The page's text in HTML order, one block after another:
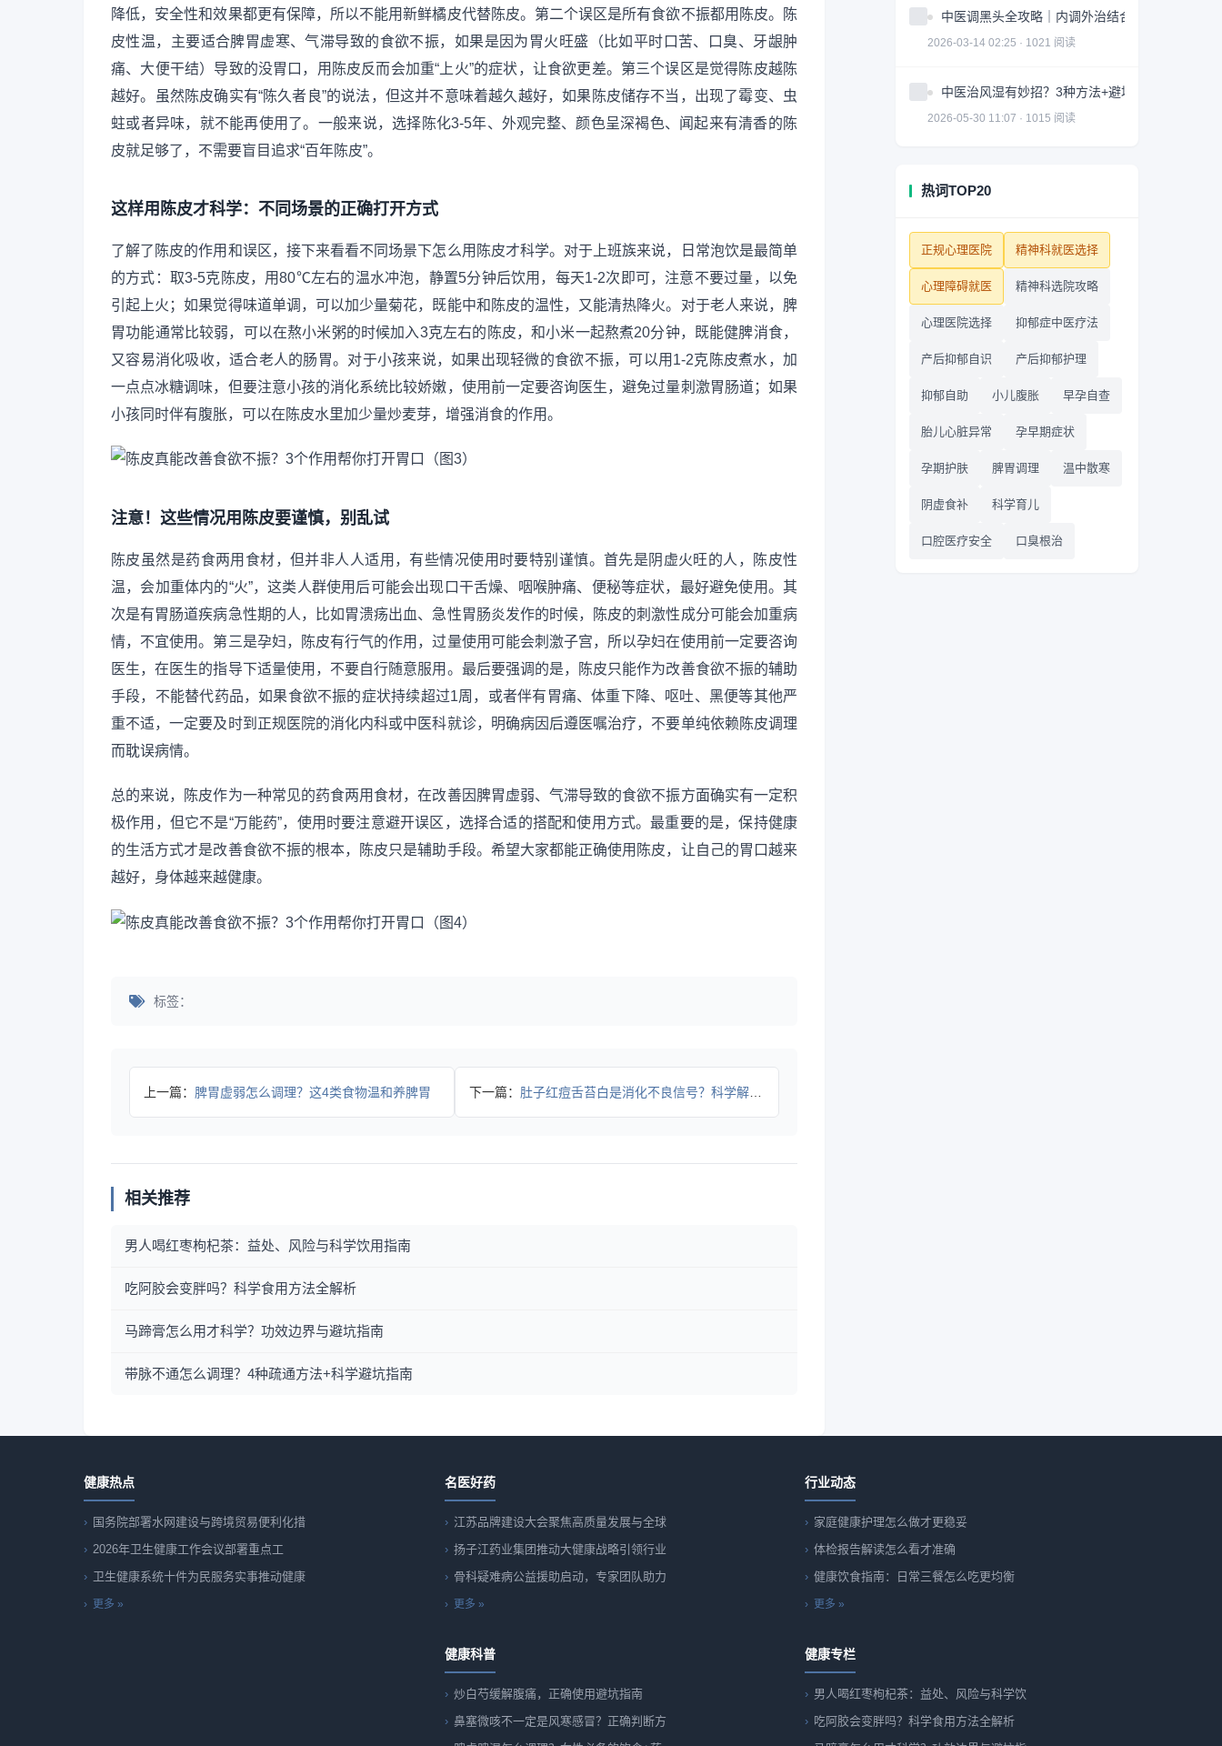
降低，安全性和效果都更有保障，所以不能用新鲜橘皮代替陈皮。第二个误区是所有食欲不振都用陈皮。陈
皮性温，主要适合脾胃虚寒、气滞导致的食欲不振，如果是因为胃火旺盛（比如平时口苦、口臭、牙龈肿
痛、大便干结）导致的没胃口，用陈皮反而会加重“上火”的症状，让食欲更差。第三个误区是觉得陈皮越陈
越好。虽然陈皮确实有“陈久者良”的说法，但这并不意味着越久越好，如果陈皮储存不当，出现了霉变、虫
蛀或者异味，就不能再使用了。一般来说，选择陈化3-5年、外观完整、颜色呈深褐色、闻起来有清香的陈
皮就足够了，不需要盲目追求“百年陈皮”。
这样用陈皮才科学：不同场景的正确打开方式
了解了陈皮的作用和误区，接下来看看不同场景下怎么用陈皮才科学。对于上班族来说，日常泡饮是最简单
的方式：取3-5克陈皮，用80℃左右的温水冲泡，静置5分钟后饮用，每天1-2次即可，注意不要过量，以免
引起上火；如果觉得味道单调，可以加少量菊花，既能中和陈皮的温性，又能清热降火。对于老人来说，脾
胃功能通常比较弱，可以在熬小米粥的时候加入3克左右的陈皮，和小米一起熬煮20分钟，既能健脾消食，
又容易消化吸收，适合老人的肠胃。对于小孩来说，如果出现轻微的食欲不振，可以用1-2克陈皮煮水，加
一点点冰糖调味，但要注意小孩的消化系统比较娇嫩，使用前一定要咨询医生，避免过量刺激胃肠道；如果
小孩同时伴有腹胀，可以在陈皮水里加少量炒麦芽，增强消食的作用。
注意！这些情况用陈皮要谨慎，别乱试
陈皮虽然是药食两用食材，但并非人人适用，有些情况使用时要特别谨慎。首先是阴虚火旺的人，陈皮性
温，会加重体内的“火”，这类人群使用后可能会出现口干舌燥、咽喉肿痛、便秘等症状，最好避免使用。其
次是有胃肠道疾病急性期的人，比如胃溃疡出血、急性胃肠炎发作的时候，陈皮的刺激性成分可能会加重病
情，不宜使用。第三是孕妇，陈皮有行气的作用，过量使用可能会刺激子宫，所以孕妇在使用前一定要咨询
医生，在医生的指导下适量使用，不要自行随意服用。最后要强调的是，陈皮只能作为改善食欲不振的辅助
手段，不能替代药品，如果食欲不振的症状持续超过1周，或者伴有胃痛、体重下降、呕吐、黑便等其他严
重不适，一定要及时到正规医院的消化内科或中医科就诊，明确病因后遵医嘱治疗，不要单纯依赖陈皮调理
而耽误病情。
总的来说，陈皮作为一种常见的药食两用食材，在改善因脾胃虚弱、气滞导致的食欲不振方面确实有一定积
极作用，但它不是“万能药”，使用时要注意避开误区，选择合适的搭配和使用方式。最重要的是，保持健康
的生活方式才是改善食欲不振的根本，陈皮只是辅助手段。希望大家都能正确使用陈皮，让自己的胃口越来
越好，身体越来越健康。
标签：
上一篇： 脾胃虚弱怎么调理？这4类食物温和养脾胃 下一篇： 肚子红痘舌苔白是消化不良信号？科学解读背后原因
相关推荐
男人喝红枣枸杞茶：益处、风险与科学饮用指南
吃阿胶会变胖吗？科学食用方法全解析
马蹄膏怎么用才科学？功效边界与避坑指南
带脉不通怎么调理？4种疏通方法+科学避坑指南
中医调黑头全攻略｜内调外治结合改善皮肤问题
2026-03-14 02:25 · 1021 阅读
中医治风湿有妙招？3种方法+避坑指南助你科学
2026-05-30 11:07 · 1015 阅读
热词TOP20
正规心理医院 精神科就医选择
心理障碍就医 精神科选院攻略
心理医院选择 抑郁症中医疗法
产后抑郁自识 产后抑郁护理
抑郁自助 小儿腹胀 早孕自查
胎儿心脏异常 孕早期症状
孕期护肤 脾胃调理 温中散寒
阴虚食补 科学育儿
口腔医疗安全 口臭根治
健康热点
国务院部署水网建设与跨境贸易便利化措
2026年卫生健康工作会议部署重点工
卫生健康系统十件为民服务实事推动健康
更多 »
名医好药
江苏品牌建设大会聚焦高质量发展与全球
扬子江药业集团推动大健康战略引领行业
骨科疑难病公益援助启动，专家团队助力
更多 »
行业动态
家庭健康护理怎么做才更稳妥
体检报告解读怎么看才准确
健康饮食指南：日常三餐怎么吃更均衡
更多 »
健康科普
炒白芍缓解腹痛，正确使用避坑指南
鼻塞微咳不一定是风寒感冒？正确判断方
健康专栏
男人喝红枣枸杞茶：益处、风险与科学饮
吃阿胶会变胖吗？科学食用方法全解析